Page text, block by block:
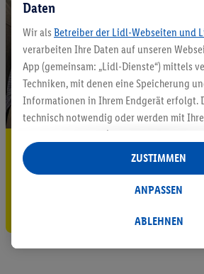
5.95 € Versand
Jetzt zum Newsletter
Daten
Wir als Betreiber der Lidl-Webseiten und
verarbeiten Ihre Daten auf unseren
App (gemeinsam: „Lidl-Dienste“) mittels
Techniken, mit denen eine Speicherung
Informationen in Ihrem Endgerät erfolgt.
technisch notwendig oder werden mit
auch durch Partner (u.a.
Verantwortliche; im Zusammenhang mit
insgesamt
Statistik-Erstellung oder für
Datenverarbeitungen für personalisierte
ABLEHNEN
ANPASSEN
ZUSTIMMEN